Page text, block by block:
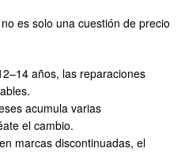
es solo una cuestión de precio
años, las reparaciones
acumula varias
el cambio.
marcas discontinuadas, el